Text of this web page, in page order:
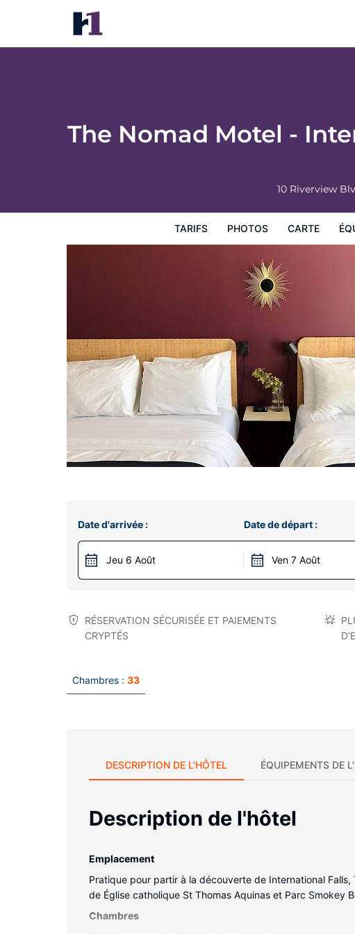
The Nomad Motel -
10 Riverview
TARIFS PHOTOS CARTE
The Nomad Motel - International Falls, MN - Near
Tarifs
Date d'arrivée :
Jeu 6 Août
Date de départ :
Ven 7 Août
RÉSERVATION SÉCURISÉE ET PAIEMENTS
CRYPTÉS
Chambres : 33
DESCRIPTION DE L'HÔTEL ÉQUIPEMENTS DE
Description de l'hôtel
Emplacement
Pratique pour partir à la découverte de International
de Église catholique St Thomas Aquinas et Parc Smokey
Chambres